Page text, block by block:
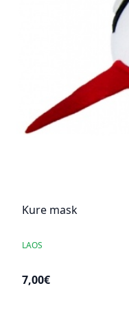
Kure mask
LAOS
7,00€